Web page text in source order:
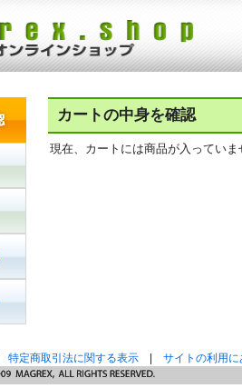
カートの中身を確認
現在、カートには商品が入っていま
特定商取引法に関する表示 サイトの利用に